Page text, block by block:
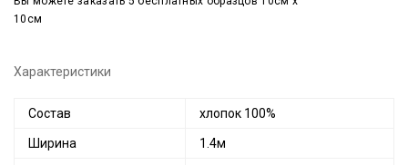
10см
Характеристики
Состав хлопок 100%
Ширина 1.4м